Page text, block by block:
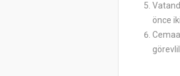
önce